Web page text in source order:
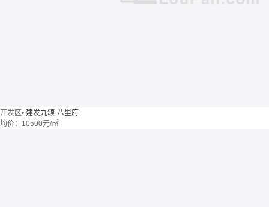
开发区• 建发九颂·八里府
均价： 10500元/㎡